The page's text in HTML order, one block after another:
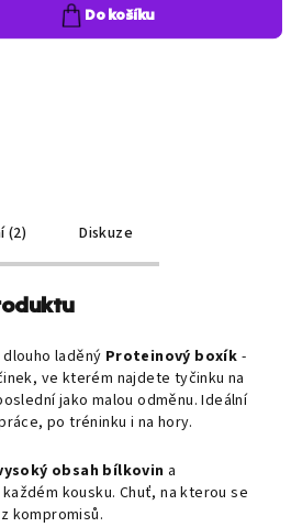
Do košíku
(2) Diskuze
laděný Proteinový boxík -
ve kterém najdete tyčinku na
jako malou odměnu. Ideální
po tréninku i na hory.
obsah bílkovin a
kousku. Chuť, na kterou se
kompromisů.